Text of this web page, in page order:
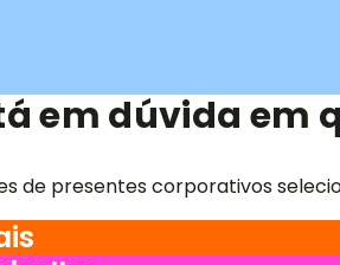
em dúvida em
de presentes corporativos